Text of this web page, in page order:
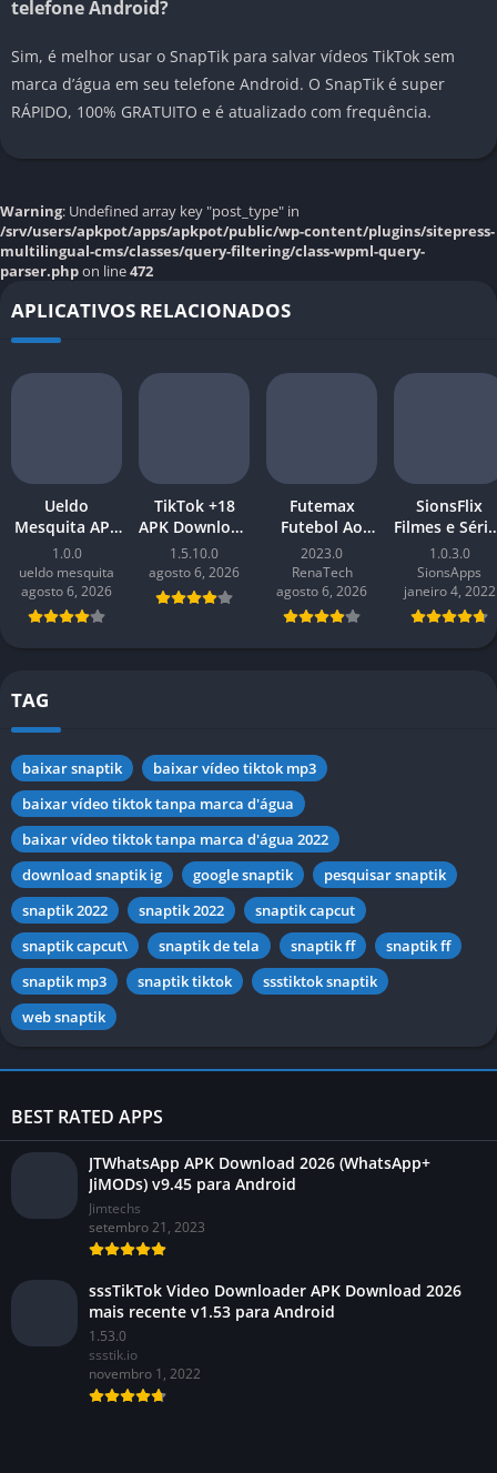
telefone Android?
Sim, é melhor usar o SnapTik para salvar vídeos TikTok sem
marca d’água em seu telefone Android. O SnapTik é super
RÁPIDO, 100% GRATUITO e é atualizado com frequência.
Warning: Undefined array key "post_type" in
/srv/users/apkpot/apps/apkpot/public/wp-content/plugins/sitepress-
multilingual-cms/classes/query-filtering/class-wpml-query-
parser.phpon line472
APLICATIVOS RELACIONADOS
Ueldo
Mesquita APK
v1.0 Baixar
Últimas 2026
para Android
1.0.0
ueldo mesquita
agosto 6, 2026
TikTok +18
APK Download
grátis – 18+
TikTok –
versão mais
recente 2026
1.5.10.0
agosto 6, 2026
Futemax
Futebol Ao
Vivo 2026
Baixar APK
para Android
2023.0
RenaTech
agosto 6, 2026
SionsFlix
Filmes e
Baixar APK
Últimas 2026
para
1.0.3.0
SionsApps
janeiro 4, 2022
TAG
baixar snaptik
baixar vídeo tiktok mp3
baixar vídeo tiktok tanpa marca d'água
baixar vídeo tiktok tanpa marca d'água 2022
download snaptik ig
google snaptik
pesquisar snaptik
snaptik 2022
snaptik 2022
snaptik capcut
snaptik capcut\
snaptik de tela snaptik ff
snaptik ff
snaptik mp3
snaptik tiktok
ssstiktok snaptik
web snaptik
BEST RATED APPS
JTWhatsApp APK Download 2026 (WhatsApp+
JiMODs) v9.45 para Android
Jimtechs
setembro 21, 2023
sssTikTok Video Downloader APK Download 2026
mais recente v1.53 para Android
1.53.0
ssstik.io
novembro 1, 2022